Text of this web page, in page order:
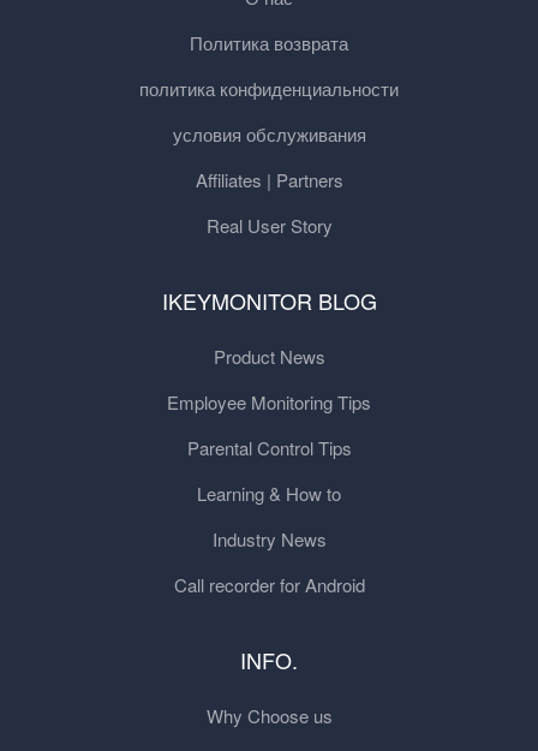
Политика возврата
политика конфиденциальности
условия обслуживания
Affiliates | Partners
Real User Story
IKEYMONITOR BLOG
Product News
Employee Monitoring Tips
Parental Control Tips
Learning & How to
Industry News
Call recorder for Android
INFO.
Why Choose us